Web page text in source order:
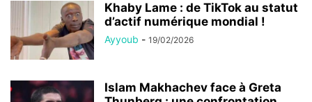
Khaby Lame : de TikTok au statut
d’actif numérique mondial !
Ayyoub - 19/02/2026
Islam Makhachev face à Greta